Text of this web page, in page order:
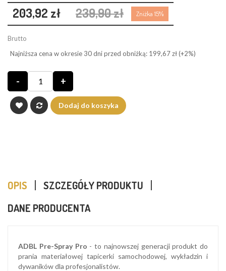
203,92 zł 239,90 zł Zniżka 15%
Brutto
Najniższa cena w okresie 30 dni przed obniżką: 199,67 zł(+2%)
- +
Dodaj do koszyka
OPIS
SZCZEGÓŁY PRODUKTU
DANE PRODUCENTA
ADBL Pre-Spray Pro - to najnowszej generacji produkt do
prania materiałowej tapicerki samochodowej, wykładzin i
dywaników dla profesjonalistów.